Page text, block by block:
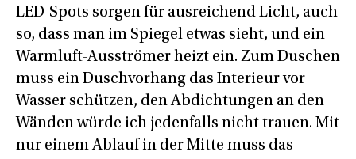
LED-Spots sorgen für ausreichend Licht, auch
so, dass man im Spiegel etwas sieht, und ein
Warmluft-Ausströmer heizt ein. Zum Duschen
muss ein Duschvorhang das Interieur vor
Wasser schützen, den Abdichtungen an den
Wänden würde ich jedenfalls nicht trauen. Mit
nur einem Ablauf in der Mitte muss das